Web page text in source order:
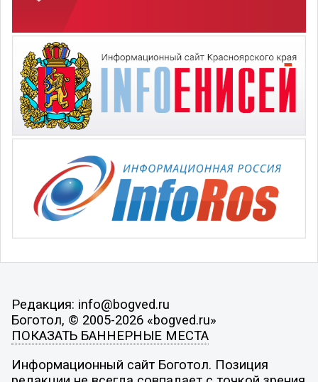
Редакция: info@bogved.ru
Боготол, © 2005-2026 «bogved.ru»
ПОКАЗАТЬ БАННЕРНЫЕ МЕСТА
Информационный сайт Боготол. Позиция